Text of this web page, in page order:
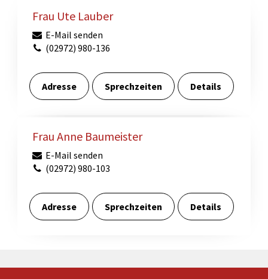
Frau Ute Lauber
E-Mail senden
(02972) 980-136
Adresse Sprechzeiten Details
Frau Anne Baumeister
E-Mail senden
(02972) 980-103
Adresse Sprechzeiten Details